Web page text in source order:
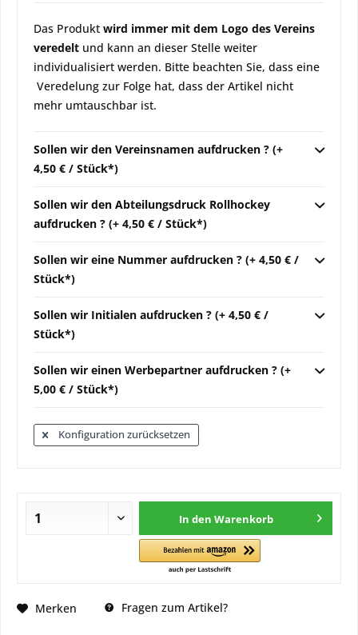
Das Produkt wird immer mit dem Logo des Vereins
veredelt und kann an dieser Stelle weiter
individualisiert werden. Bitte beachten Sie, dass eine
Veredelung zur Folge hat, dass der Artikel nicht
mehr umtauschbar ist.
Sollen wir den Vereinsnamen aufdrucken ? (+
4,50 € / Stück*)
Sollen wir den Abteilungsdruck Rollhockey
aufdrucken ? (+ 4,50 € / Stück*)
Sollen wir eine Nummer aufdrucken ? (+ 4,50 € /
Stück*)
Sollen wir Initialen aufdrucken ? (+ 4,50 € /
Stück*)
Sollen wir einen Werbepartner aufdrucken ? (+
5,00 € / Stück*)
Konfiguration zurücksetzen
In den Warenkorb
Merken Fragen zum Artikel?